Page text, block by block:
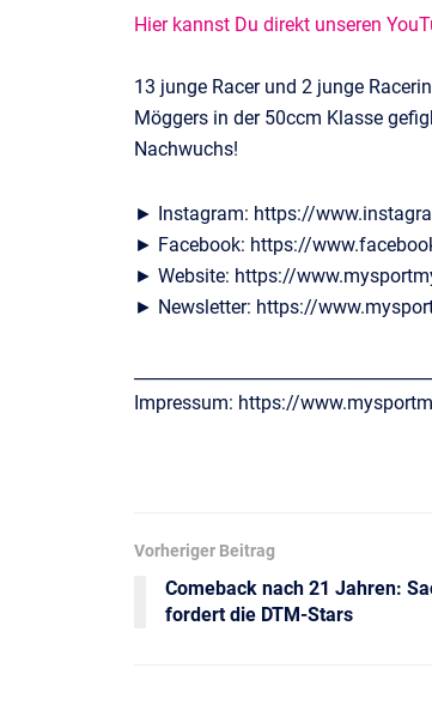
Hier kannst Du direkt unseren
13 junge Racer und 2 junge
Möggers in der 50ccm Klasse
Nachwuchs!
► Instagram: https://
► Facebook: https://
► Website: https://
► Newsletter: https://
Impressum: https://
Vorheriger Beitrag
Comeback nach 21 Jahren:
fordert die DTM-Stars